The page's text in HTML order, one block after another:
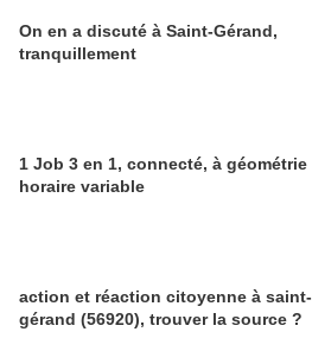
On en a discuté à Saint-Gérand,
tranquillement
1 Job 3 en 1, connecté, à géométrie
horaire variable
action et réaction citoyenne à saint-
gérand (56920), trouver la source ?